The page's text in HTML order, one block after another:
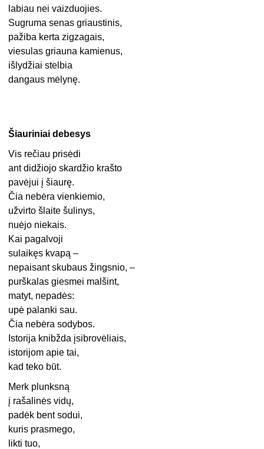
labiau nei vaizduojies.
Sugruma senas griaustinis,
pažiba kerta zigzagais,
viesulas griauna kamienus,
išlydžiai stelbia
dangaus mėlynę.
Šiauriniai debesys
Vis rečiau prisėdi
ant didžiojo skardžio krašto
pavėjui į šiaurę.
Čia nebėra vienkiemio,
užvirto šlaite šulinys,
nuėjo niekais.
Kai pagalvoji
sulaikęs kvapą –
nepaisant skubaus žingsnio, –
purškalas giesmei malšint,
matyt, nepadės:
upė palanki sau.
Čia nebėra sodybos.
Istorija knibžda įsibrovėliais,
istorijom apie tai,
kad teko būt.
Merk plunksną
į rašalinės vidų,
padėk bent sodui,
kuris prasmego,
likti tuo,